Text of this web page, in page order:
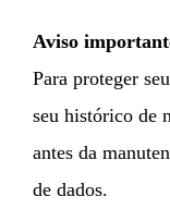
Aviso
Para proteger
seu histórico de
antes da
de dados.